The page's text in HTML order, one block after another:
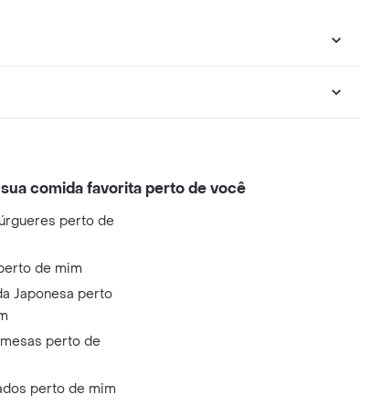
comida favorita perto de você
perto de
de mim
Japonesa perto
perto de
perto de mim